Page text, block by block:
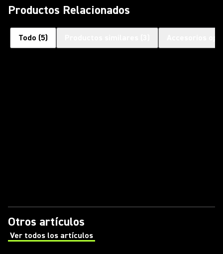
Productos Relacionados
Todo (5)
Otros artículos
Ver todos los artículos
(Opens in a new tab)